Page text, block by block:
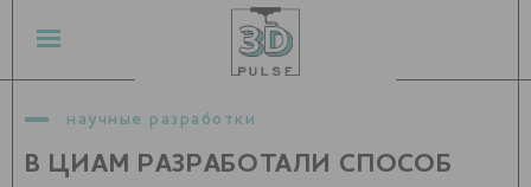
научные разработки
В ЦИАМ РАЗРАБОТАЛИ СПОСОБ